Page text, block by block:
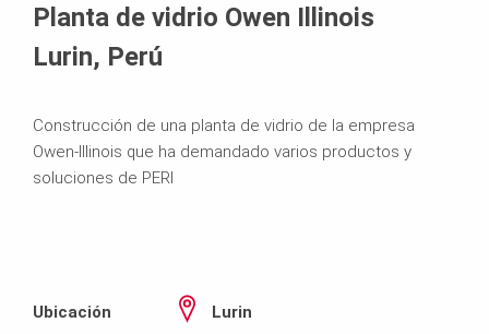
Planta de vidrio Owen Illinois
Lurin, Perú
Construcción de una planta de vidrio de la empresa
Owen-Illinois que ha demandado varios productos y
soluciones de PERI
Ubicación Lurin